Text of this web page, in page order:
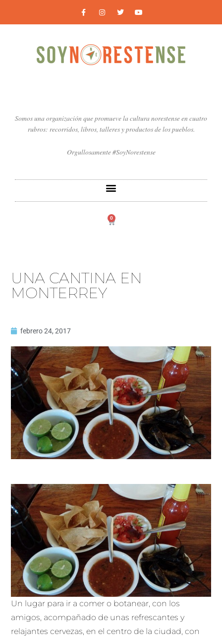
contenido
F
a
o
k
-
I
n
r
a
m
T
w
r
Y
o
e
Somos una organización que promueve la cultura norestense en cuatro
rubros: recorridos, libros, talleres y productos de los pueblos.
Orgullosamente #SoyNorestense
0
Carrito
UNA CANTINA EN
MONTERREY
febrero 24, 2017
Un lugar para ir a comer o botanear, con los
amigos, acompañado de unas refrescantes y
relajantes cervezas, en el centro de la ciudad, con